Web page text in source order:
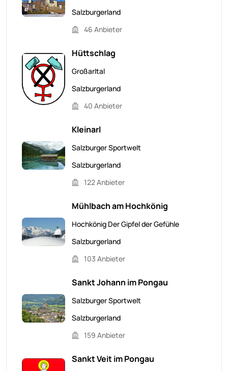
Salzburgerland
46 Anbieter
Hüttschlag
Großarltal
Salzburgerland
40 Anbieter
Kleinarl
Salzburger Sportwelt
Salzburgerland
122 Anbieter
Mühlbach am Hochkönig
Hochkönig Der Gipfel der Gefühle
Salzburgerland
103 Anbieter
Sankt Johann im Pongau
Salzburger Sportwelt
Salzburgerland
159 Anbieter
Sankt Veit im Pongau